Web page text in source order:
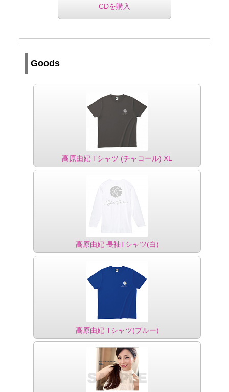
CDを購入
Goods
高原由妃 Tシャツ (チャコール) XL
高原由妃 長袖Tシャツ(白)
高原由妃 Tシャツ(ブルー)